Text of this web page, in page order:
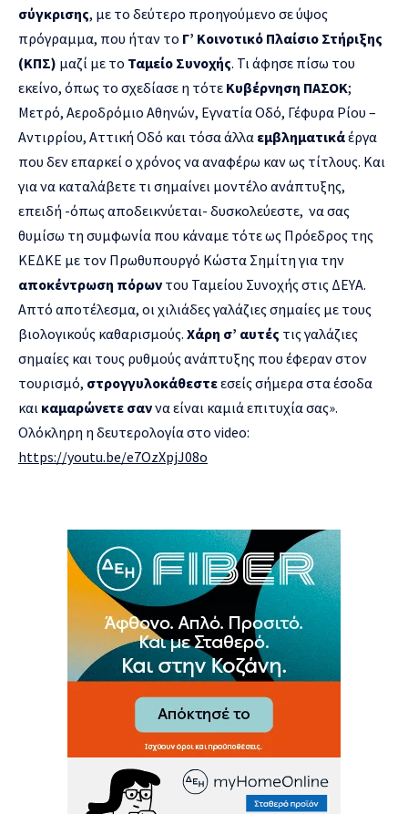
σύγκρισης, με το δεύτερο προηγούμενο σε ύψος
πρόγραμμα, που ήταν το Γ’ Κοινοτικό Πλαίσιο Στήριξης
(ΚΠΣ) μαζί με το Ταμείο Συνοχής. Τι άφησε πίσω του
εκείνο, όπως το σχεδίασε η τότε Κυβέρνηση ΠΑΣΟΚ;
Μετρό, Αεροδρόμιο Αθηνών, Εγνατία Οδό, Γέφυρα Ρίου –
Αντιρρίου, Αττική Οδό και τόσα άλλα εμβληματικάέργα
που δεν επαρκεί ο χρόνος να αναφέρω καν ως τίτλους. Και
για να καταλάβετε τι σημαίνει μοντέλο ανάπτυξης,
επειδή -όπως αποδεικνύεται- δυσκολεύεστε, να σας
θυμίσω τη συμφωνία που κάναμε τότε ως Πρόεδρος της
ΚΕΔΚΕ με τον Πρωθυπουργό Κώστα Σημίτη για την
αποκέντρωση πόρων του Ταμείου Συνοχής στις ΔΕΥΑ.
Απτό αποτέλεσμα, οι χιλιάδες γαλάζιες σημαίες με τους
βιολογικούς καθαρισμούς. Χάρη σ’ αυτές τις γαλάζιες
σημαίες και τους ρυθμούς ανάπτυξης που έφεραν στον
τουρισμό, στρογγυλοκάθεστεεσείς σήμερα στα έσοδα
και καμαρώνετε σαννα είναι καμιά επιτυχία σας».
Ολόκληρη η δευτερολογία στο video:
https://youtu.be/e7OzXpjJ08o